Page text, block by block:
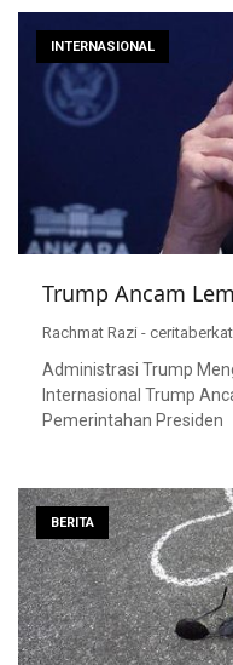
INTERNASIONAL
Trump Ancam
Rachmat Razi -
Administrasi Trump
Internasional Trump
Pemerintahan Presiden
BERITA